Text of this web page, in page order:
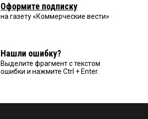
Оформите подписку
на газету «Коммерческие вести»
Нашли ошибку?
Выделите фрагмент с текстом
ошибки и нажмите Ctrl + Enter.